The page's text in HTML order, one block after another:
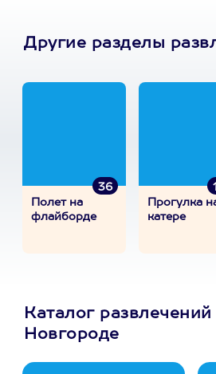
Другие разделы
36
Полет на
флайборде
Прогулка
катере
Каталог
Новгороде